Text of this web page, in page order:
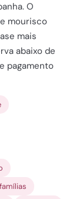
O
mourisco
mais
abaixo de
pagamento